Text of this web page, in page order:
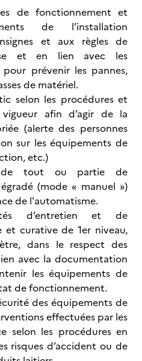
de fonctionnement et
de l’installation
et aux règles de
et en lien avec les
prévenir les pannes,
de matériel.
selon les procédures et
afin d’agir de la
(alerte des personnes
sur les équipements de
etc.)
de tout ou partie de
(mode « manuel »)
de l'automatisme.
d’entretien et de
et curative de 1er niveau,
dans le respect des
avec la documentation
les équipements de
de fonctionnement.
des équipements de
effectuées par les
selon les procédures en
risques d’accident ou de